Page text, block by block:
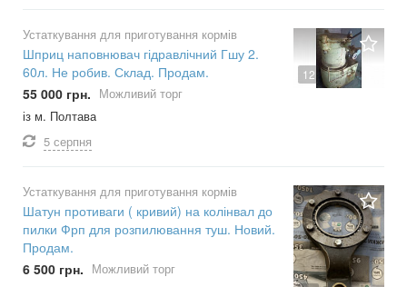
12
Устаткування для приготування кормів
Шприц наповнювач гідравлічний Гшу 2.
60л. Не робив. Склад. Продам.
55 000 грн. Можливий торг
із м. Полтава
5 серпня
Устаткування для приготування кормів
Шатун противаги ( кривий) на колінвал до
пилки Фрп для розпилювання туш. Новий.
Продам.
6 500 грн. Можливий торг